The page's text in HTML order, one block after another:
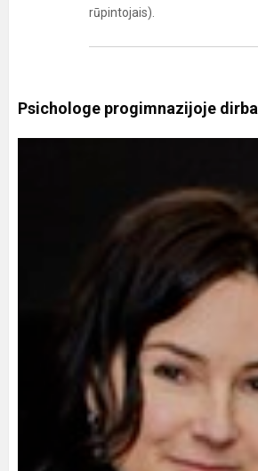
rūpintojais).
Psichologe progimnazijoje dirba